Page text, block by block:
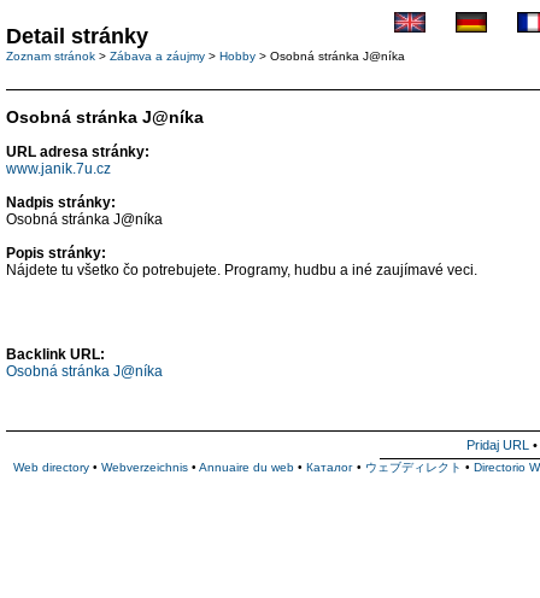
Osobná stránka J@níka
URL adresa stránky:
www.janik.7u.cz
Nadpis stránky:
Osobná stránka J@níka
Popis stránky:
Nájdete tu všetko čo potrebujete. Programy, hudbu a iné zaujímavé veci.
Backlink URL:
Osobná stránka J@níka
Pridaj URL •
Web directory • Webverzeichnis • Annuaire du web • Каталог • ウェブディレクト • Directorio
Detail stránky
Zoznam stránok > Zábava a záujmy > Hobby > Osobná stránka J@níka